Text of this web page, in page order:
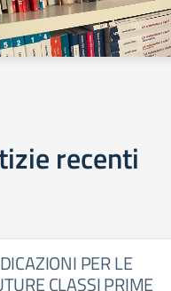
recenti
PER LE
CLASSI PRIME